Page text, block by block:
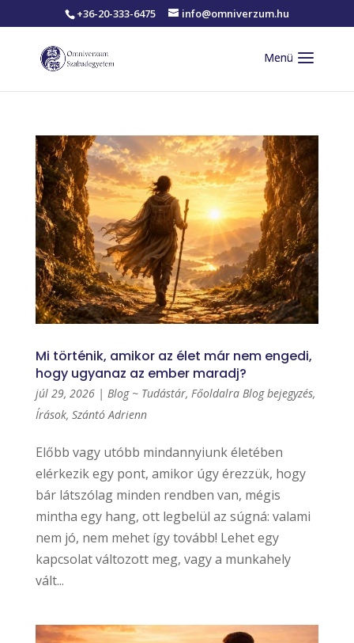
+36-20-333-6475 info@omniverzum.hu
Mi történik, amikor az élet már nem engedi,
hogy ugyanaz az ember maradj?
júl 29, 2026| Blog ~ Tudástár, Főoldalra Blog bejegyzés,
Írások, Szántó Adrienn
Előbb vagy utóbb mindannyiunk életében
elérkezik egy pont, amikor úgy érezzük, hogy
bár látszólag minden rendben van, mégis
mintha egy hang, ott legbelül az súgná: valami
nem jó, nem mehet így tovább! Lehet egy
kapcsolat változott meg, vagy a munkahely
vált...